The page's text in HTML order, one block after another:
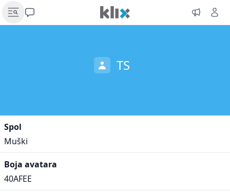
TS
Spol
Muški
Boja avatara
40AFEE